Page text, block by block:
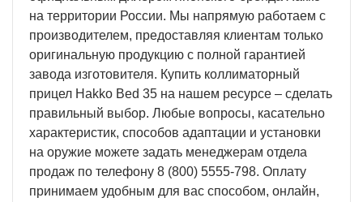
на территории России. Мы напрямую работаем с
производителем, предоставляя клиентам только
оригинальную продукцию с полной гарантией
завода изготовителя. Купить коллиматорный
прицел Hakko Bed 35 на нашем ресурсе – сделать
правильный выбор. Любые вопросы, касательно
характеристик, способов адаптации и установки
на оружие можете задать менеджерам отдела
продаж по телефону 8 (800) 5555-798. Оплату
принимаем удобным для вас способом, онлайн,